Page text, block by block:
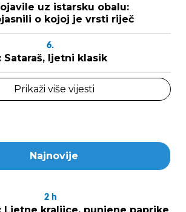
uz istarsku obalu:
o kojoj je vrsti riječ
6.
Sataraš, ljetni klasik
Prikaži više vijesti
Najnovije
2 h